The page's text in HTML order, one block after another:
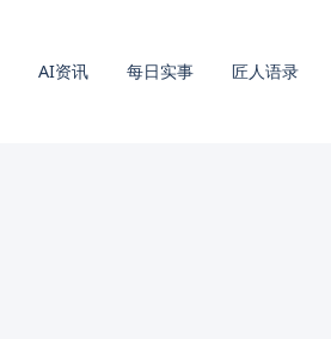
AI资讯 每日实事 匠人语录